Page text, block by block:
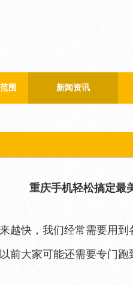
围 新闻资讯
重庆手机轻松搞定最
越快，我们经常需要用
前大家可能还需要专门跑